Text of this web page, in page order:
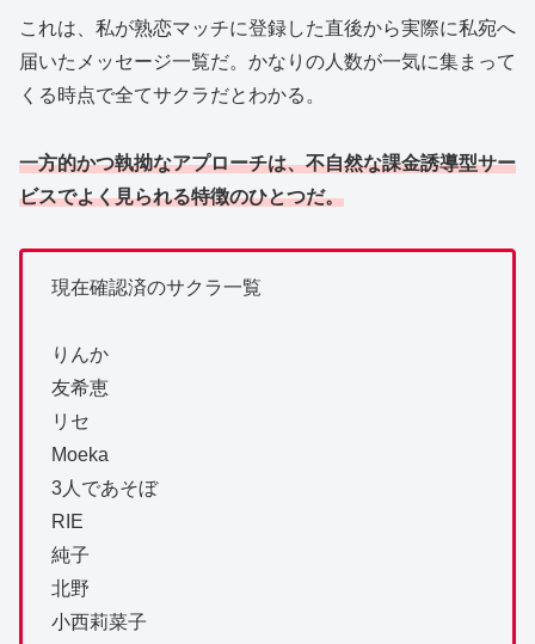
これは、私が熟恋マッチに登録した直後から実際に私宛へ
届いたメッセージ一覧だ。かなりの人数が一気に集まって
くる時点で全てサクラだとわかる。
一方的かつ執拗なアプローチは、不自然な課金誘導型サー
ビスでよく見られる特徴のひとつだ。
現在確認済のサクラ一覧
りんか
友希恵
リセ
Moeka
3人であそぼ
RIE
純子
北野
小西莉菜子